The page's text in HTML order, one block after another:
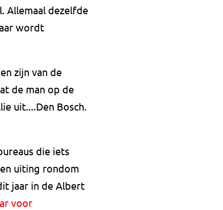
Allemaal dezelfde
wordt
zijn van de
de man op de
uit....Den Bosch.
die iets
uiting rondom
jaar in de Albert
voor